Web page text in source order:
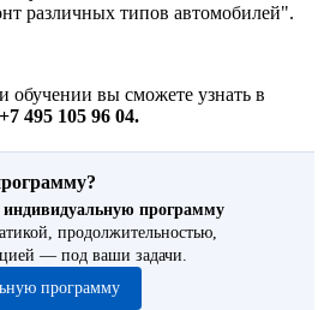
различных типов автомобилей".
обучении вы сможете узнать в
+7 495 105 96 04.
индивидуальную программу
продолжительностью,
— под ваши задачи.
программу